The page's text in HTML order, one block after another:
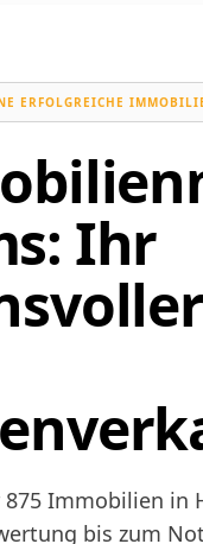
ERFOLGREICHE
Ihr
Immobilien in
bis zum